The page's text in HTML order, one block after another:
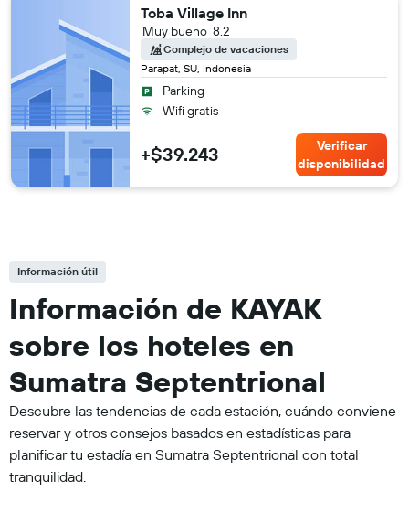
Toba Village Inn
Parapat, SU, Indonesia
8.2
Muy bueno
Complejo de vacaciones
Parking
Wifi gratis
+$39.243
Verificar
disponibilidad
Información útil
Información de KAYAK
sobre los hoteles en
Sumatra Septentrional
Descubre las tendencias de cada estación, cuándo conviene
reservar y otros consejos basados en estadísticas para
planificar tu estadía en Sumatra Septentrional con total
tranquilidad.